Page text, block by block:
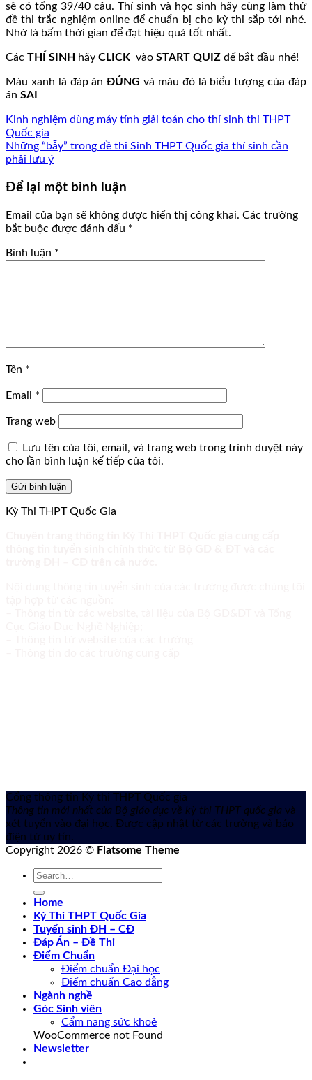
sẽ có tổng 39/40 câu. Thí sinh và học sinh hãy cùng làm thử
đề thi trắc nghiệm online để chuẩn bị cho kỳ thi sắp tới nhé.
Nhớ là bấm thời gian để đạt hiệu quả tốt nhất.
Các THÍ SINH hãy CLICK vào START QUIZ để bắt đầu nhé!
Màu xanh là đáp án ĐÚNG và màu đỏ là biểu tượng của đáp
án SAI
Kinh nghiệm dùng máy tính giải toán cho thí sinh thi THPT
Quốc gia
Những “bẫy” trong đề thi Sinh THPT Quốc gia thí sinh cần
phải lưu ý
Để lại một bình luận
Email của bạn sẽ không được hiển thị công khai. Các trường
bắt buộc được đánh dấu *
Bình luận *
Tên *
Email *
Trang web
Lưu tên của tôi, email, và trang web trong trình duyệt này
cho lần bình luận kế tiếp của tôi.
Kỳ Thi THPT Quốc Gia
Cổng thông tin Kỳ thi THPT Quốc gia
Thông tin mới nhất của Bộ giáo dục về kỳ thi THPT quốc gia và
xét tuyển vào đại học. Được cập nhật từ các trường và báo
điện tử uy tín.
Copyright 2026 © Flatsome Theme
Home
Kỳ Thi THPT Quốc Gia
Tuyển sinh ĐH – CĐ
Đáp Án – Đề Thi
Điểm Chuẩn
Điểm chuẩn Đại học
Điểm chuẩn Cao đẳng
Ngành nghề
Góc Sinh viên
Cẩm nang sức khoẻ
WooCommerce not Found
Newsletter